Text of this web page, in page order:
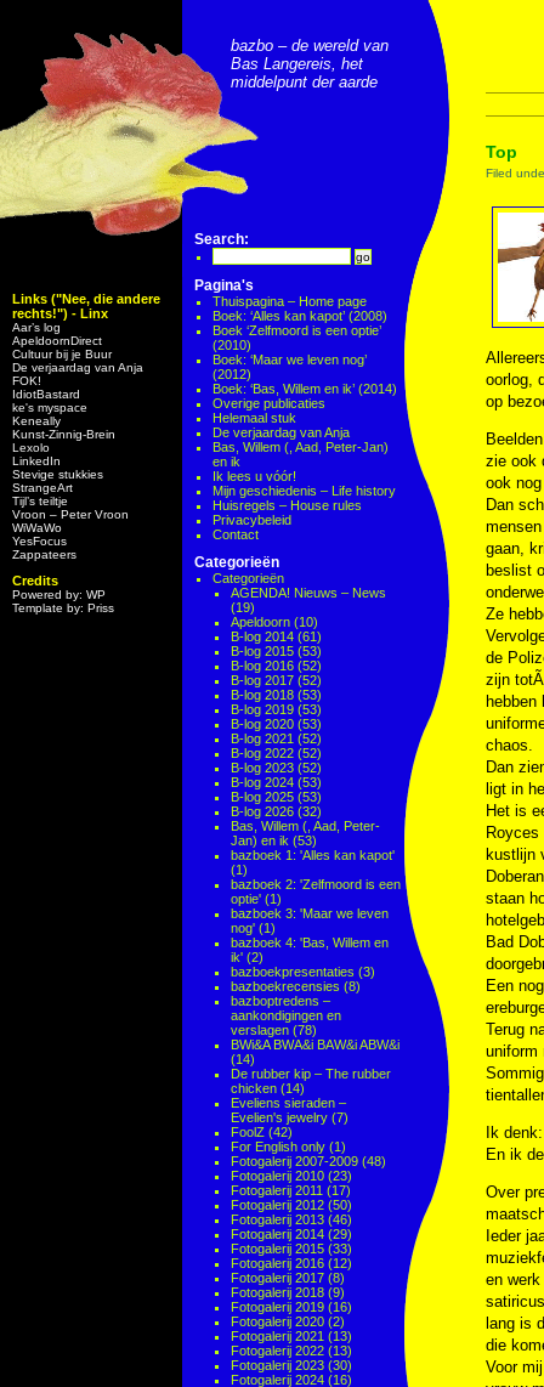
Links ("Nee, die andere
rechts!") - Linx
Aar’s log
ApeldoornDirect
Cultuur bij je Buur
De verjaardag van Anja
FOK!
IdiotBastard
ke's myspace
Keneally
Kunst-Zinnig-Brein
Lexolo
LinkedIn
Stevige stukkies
StrangeArt
Tijl’s teiltje
Vroon – Peter Vroon
WiWaWo
YesFocus
Zappateers
Credits
Powered by: WP
Template by: Priss
bazbo – de wereld van
Bas Langereis, het
middelpunt der aarde
Search:
Pagina's
Thuispagina – Home page
Boek: ‘Alles kan kapot’ (2008)
Boek ‘Zelfmoord is een optie’
(2010)
Boek: ‘Maar we leven nog’
(2012)
Boek: ‘Bas, Willem en ik’ (2014)
Overige publicaties
Helemaal stuk
De verjaardag van Anja
Bas, Willem (, Aad, Peter-Jan)
en ik
Ik lees u vóór!
Mijn geschiedenis – Life history
Huisregels – House rules
Privacybeleid
Contact
Categorieën
Categorieën
AGENDA! Nieuws – News
(19)
Apeldoorn (10)
B-log 2014 (61)
B-log 2015 (53)
B-log 2016 (52)
B-log 2017 (52)
B-log 2018 (53)
B-log 2019 (53)
B-log 2020 (53)
B-log 2021 (52)
B-log 2022 (52)
B-log 2023 (52)
B-log 2024 (53)
B-log 2025 (53)
B-log 2026 (32)
Bas, Willem (, Aad, Peter-
Jan) en ik (53)
bazboek 1: 'Alles kan kapot'
(1)
bazboek 2: 'Zelfmoord is een
optie' (1)
bazboek 3: 'Maar we leven
nog' (1)
bazboek 4: 'Bas, Willem en
ik' (2)
bazboekpresentaties (3)
bazboekrecensies (8)
bazboptredens –
aankondigingen en
verslagen (78)
BWi&A BWA&i BAW&i ABW&i
(14)
De rubber kip – The rubber
chicken (14)
Eveliens sieraden –
Evelien's jewelry (7)
FoolZ (42)
For English only (1)
Fotogalerij 2007-2009 (48)
Fotogalerij 2010 (23)
Fotogalerij 2011 (17)
Fotogalerij 2012 (50)
Fotogalerij 2013 (46)
Fotogalerij 2014 (29)
Fotogalerij 2015 (33)
Fotogalerij 2016 (12)
Fotogalerij 2017 (8)
Fotogalerij 2018 (9)
Fotogalerij 2019 (16)
Fotogalerij 2020 (2)
Fotogalerij 2021 (13)
Fotogalerij 2022 (13)
Fotogalerij 2023 (30)
Fotogalerij 2024 (16)
Top
Filed
oorlog,
op
zie ook
ook
Dan
gaan,
beslist
Ze
de
zijn
chaos.
Dan
ligt in
Het is
kustlijn
staan
Bad
Een
Terug
uniform
Ik
En ik
Over
Ieder
en
lang is
die
Voor